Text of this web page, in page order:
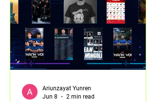
Ariunzayat Yunren
Jun 8
2 min read